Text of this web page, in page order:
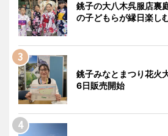
銚子の大八木呉服店
の子どもらが縁日楽し
銚子みなとまつり花火
6日販売開始